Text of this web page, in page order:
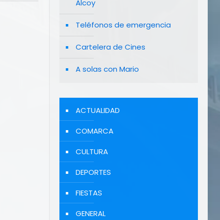
Alcoy
Teléfonos de emergencia
Cartelera de Cines
A solas con Mario
ACTUALIDAD
COMARCA
CULTURA
DEPORTES
FIESTAS
GENERAL